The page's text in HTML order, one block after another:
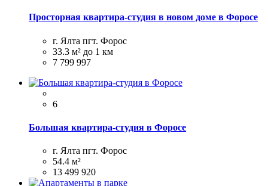
Просторная квартира-студия в новом доме в Форосе
г. Ялта пгт. Форос
33.3 м² до 1 км
7 799 997
6
Большая квартира-студия в Форосе
г. Ялта пгт. Форос
54.4 м²
13 499 920